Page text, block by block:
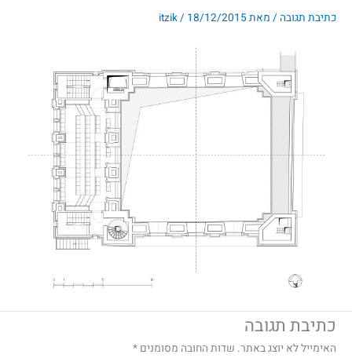
כתיבת תגובה / מאת itzik/ 18/12/2015
כתיבת תגובה
האימייל לא יוצג באתר. שדות החובה מסומנים *